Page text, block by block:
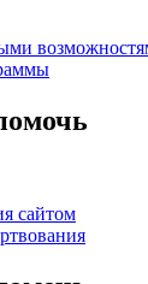
сайтом